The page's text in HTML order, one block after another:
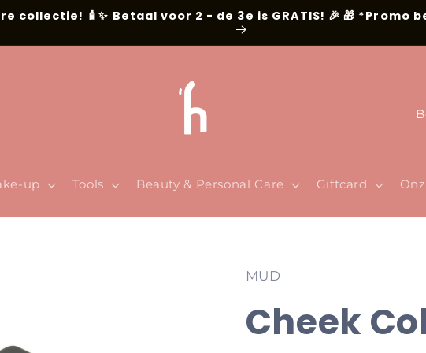
collectie! 🧴✨ Betaal voor 2 - de 3e is GRATIS! 🎉 🎁
up Tools Beauty & Personal Care Giftcard
d
/
i
MUD
Cheek